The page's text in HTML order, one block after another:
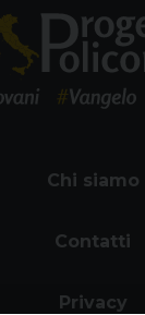
Chi siamo
Contatti
Privacy